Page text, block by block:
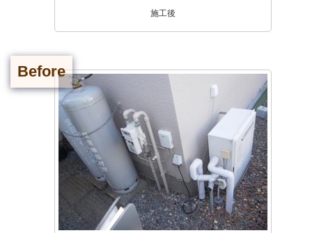
施工後
Before